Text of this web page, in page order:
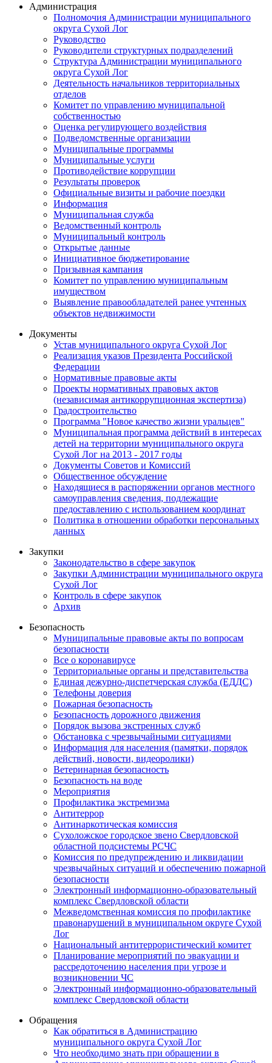
Администрация
Полномочия Администрации муниципального
округа Сухой Лог
Руководство
Руководители структурных подразделений
Структура Администрации муниципального
округа Сухой Лог
Деятельность начальников территориальных
отделов
Комитет по управлению муниципальной
собственностью
Оценка регулирующего воздействия
Подведомственные организации
Муниципальные программы
Муниципальные услуги
Противодействие коррупции
Результаты проверок
Официальные визиты и рабочие поездки
Информация
Муниципальная служба
Ведомственный контроль
Муниципальный контроль
Открытые данные
Инициативное бюджетирование
Призывная кампания
Комитет по управлению муниципальным
имуществом
Выявление правообладателей ранее учтенных
объектов недвижимости
Документы
Устав муниципального округа Сухой Лог
Реализация указов Президента Российской
Федерации
Нормативные правовые акты
Проекты нормативных правовых актов
(независимая антикоррупционная экспертиза)
Градостроительство
Программа "Новое качество жизни уральцев"
Муниципальная программа действий в интересах
детей на территории муниципального округа
Сухой Лог на 2013 - 2017 годы
Документы Советов и Комиссий
Общественное обсуждение
Находящиеся в распоряжении органов местного
самоуправления сведения, подлежащие
предоставлению с использованием координат
Политика в отношении обработки персональных
данных
Закупки
Законодательство в сфере закупок
Закупки Администрации муниципального округа
Сухой Лог
Контроль в сфере закупок
Архив
Безопасность
Муниципальные правовые акты по вопросам
безопасности
Все о коронавирусе
Территориальные органы и представительства
Единая дежурно-диспетчерская служба (ЕДДС)
Телефоны доверия
Пожарная безопасность
Безопасность дорожного движения
Порядок вызова экстренных служб
Обстановка с чрезвычайными ситуациями
Информация для населения (памятки, порядок
действий, новости, видеоролики)
Ветеринарная безопасность
Безопасность на воде
Мероприятия
Профилактика экстремизма
Антитеррор
Антинаркотическая комиссия
Сухоложское городское звено Свердловской
областной подсистемы РСЧС
Комиссия по предупреждению и ликвидации
чрезвычайных ситуаций и обеспечению пожарной
безопасности
Электронный информационно-образовательный
комплекс Cвердловской области
Межведомственная комиссия по профилактике
правонарушений в муниципальном округе Сухой
Лог
Национальный антитеррористический комитет
Планирование мероприятий по эвакуации и
рассредоточению населения при угрозе и
возникновении ЧС
Электронный информационно-образовательный
комплекс Свердловской области
Обращения
Как обратиться в Администрацию
муниципального округа Сухой Лог
Что необходимо знать при обращении в